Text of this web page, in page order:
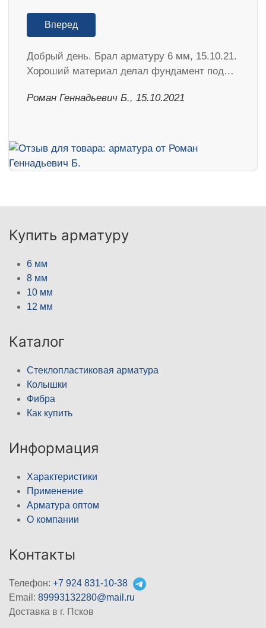
Вперед
Добрый день. Брал арматуру 6 мм, 15.10.21.
Хороший материал делал фундамент под…
Роман Геннадьевич Б., 15.10.2021
Купить арматуру
6 мм
8 мм
10 мм
12 мм
Каталог
Стеклопластиковая арматура
Колышки
Фибра
Как купить
Информация
Характеристики
Применение
Арматура оптом
О компании
Контакты
Телефон: +7 924 831-10-38
Email: 89993132280@mail.ru
Доставка в г. Псков